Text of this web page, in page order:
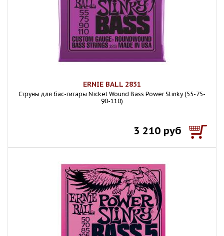
ERNIE BALL 2831
Струны для бас-гитары Nickel Wound Bass Power Slinky (55-75-
90-110)
3 210 руб